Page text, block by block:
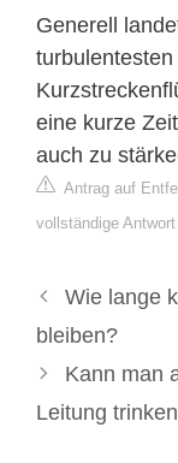
Generell
eine kurze
auch zu
Antrag auf
vollständige
Wie lange
bleiben?
Kann man
Leitung